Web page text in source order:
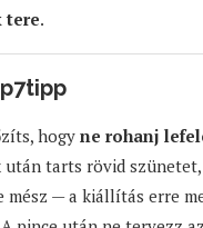
tere.
hogy ne rohanj
után tarts rövid
mész — a kiállítás erre